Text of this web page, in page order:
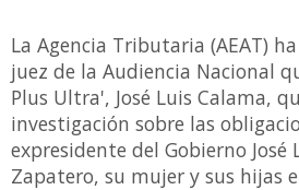
La Agencia Tributaria (AEAT)
juez de la Audiencia Nacional
Plus Ultra', José Luis Calama,
investigación sobre las
expresidente del Gobierno José
Zapatero, su mujer y sus hijas